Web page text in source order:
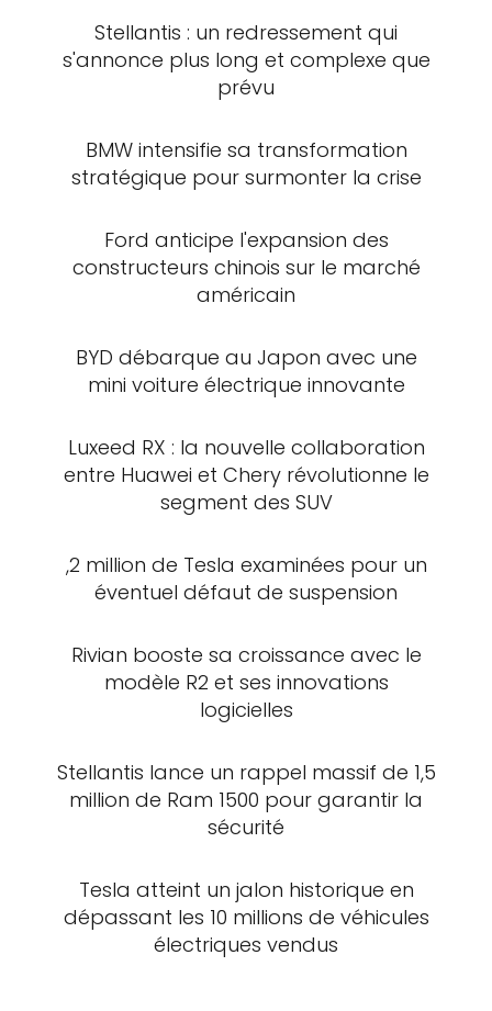
Stellantis : un redressement qui
s'annonce plus long et complexe que
prévu
BMW intensifie sa transformation
stratégique pour surmonter la crise
Ford anticipe l'expansion des
constructeurs chinois sur le marché
américain
BYD débarque au Japon avec une
mini voiture électrique innovante
Luxeed RX : la nouvelle collaboration
entre Huawei et Chery révolutionne le
segment des SUV
,2 million de Tesla examinées pour un
éventuel défaut de suspension
Rivian booste sa croissance avec le
modèle R2 et ses innovations
logicielles
Stellantis lance un rappel massif de 1,5
million de Ram 1500 pour garantir la
sécurité
Tesla atteint un jalon historique en
dépassant les 10 millions de véhicules
électriques vendus